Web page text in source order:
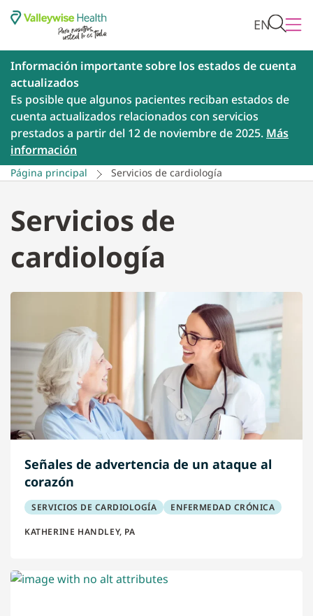
EN
Información importante sobre los estados de cuenta
actualizados
Es posible que algunos pacientes reciban estados de
cuenta actualizados relacionados con servicios
prestados a partir del 12 de noviembre de 2025. Más
información
Página principal Servicios de cardiología
Servicios de
cardiología
Señales de advertencia de un ataque al
corazón
SERVICIOS DE CARDIOLOGÍA ENFERMEDAD CRÓNICA
KATHERINE HANDLEY, PA